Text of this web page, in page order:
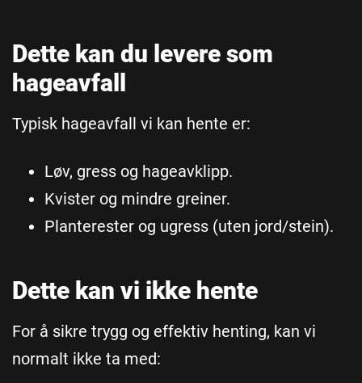
Dette kan du levere som
hageavfall
Typisk hageavfall vi kan hente er:
Løv, gress og hageavklipp.
Kvister og mindre greiner.
Planterester og ugress (uten jord/stein).
Dette kan vi ikke hente
For å sikre trygg og effektiv henting, kan vi
normalt ikke ta med: